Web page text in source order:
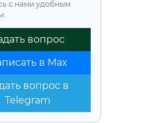
с нами удобным
вопрос
в Max
вопрос в
Telegram